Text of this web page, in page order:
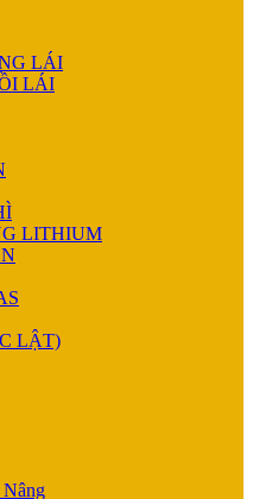
LÁI
LÁI
LITHIUM
LẬT)